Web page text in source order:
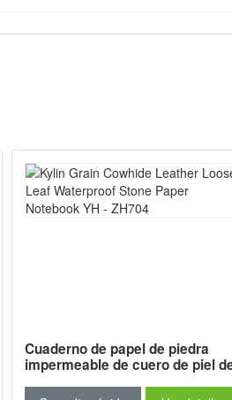
Cuaderno de papel de piedra
impermeable de cuero de piel